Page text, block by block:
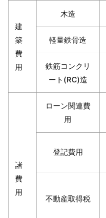
建
築
費
用
木造
軽量鉄骨造
鉄筋コンクリ
ート(RC)造
諸
費
用
ローン関連費
用
登記費用
不動産取得税